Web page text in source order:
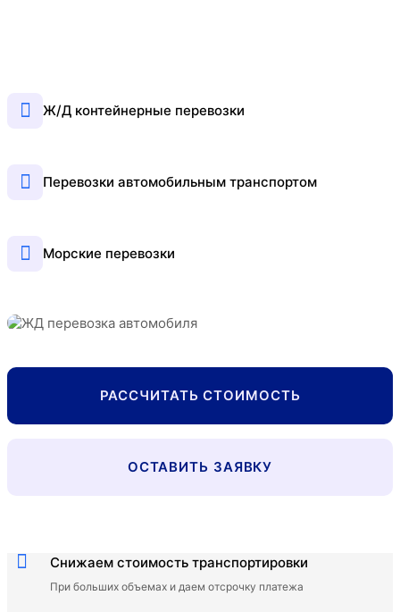
Ж/Д контейнерные перевозки
Перевозки автомобильным транспортом
Морские перевозки
РАССЧИТАТЬ СТОИМОСТЬ
ОСТАВИТЬ ЗАЯВКУ
Снижаем стоимость транспортировки
При больших объемах и даем отсрочку платежа